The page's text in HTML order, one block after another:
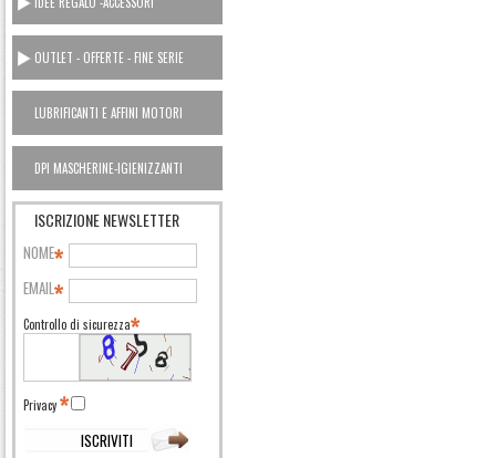
OUTLET - OFFERTE - FINE SERIE
LUBRIFICANTI E AFFINI MOTORI
AUTO OUTLET
DPI MASCHERINE-IGIENIZZANTI
ISCRIZIONE NEWSLETTER
NOME
EMAIL
Controllo di sicurezza
Privacy